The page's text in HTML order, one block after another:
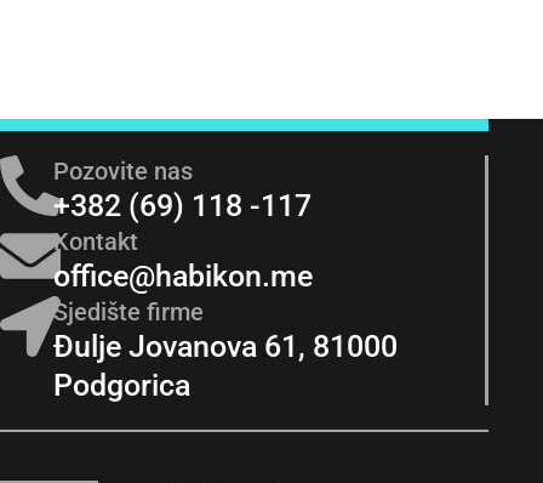
Pozovite nas
+382 (69) 118 -117
Kontakt
office@habikon.me
Sjedište firme
Đulje Jovanova 61, 81000
Podgorica